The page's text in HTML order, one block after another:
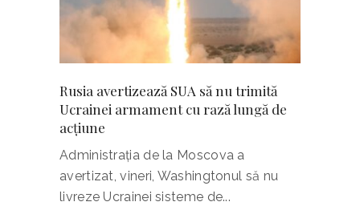
Rusia avertizează SUA să nu trimită
Ucrainei armament cu rază lungă de
acţiune
Administraţia de la Moscova a
avertizat, vineri, Washingtonul să nu
livreze Ucrainei sisteme de